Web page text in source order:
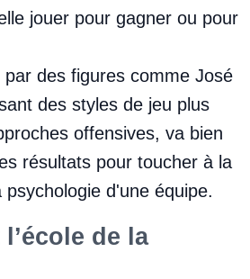
jouer pour gagner ou pour
des figures comme José
des styles de jeu plus
offensives, va bien
résultats pour toucher à la
d'une équipe.
de la